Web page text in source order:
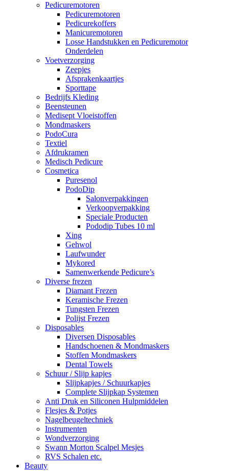
Pedicuremotoren
Pedicuremotoren
Pedicurekoffers
Manicuremotoren
Losse Handstukken en Pedicuremotor
Onderdelen
Voetverzorging
Zeepjes
Afsprakenkaartjes
Sporttape
Bedrijfs Kleding
Beensteunen
Medisept Vloeistoffen
Mondmaskers
PodoCura
Textiel
Afdrukramen
Medisch Pedicure
Cosmetica
Puresenol
PodoDip
Salonverpakkingen
Verkoopverpakking
Speciale Producten
Pododip Tubes 10 ml
Xing
Gehwol
Laufwunder
Mykored
Samenwerkende Pedicure’s
Diverse frezen
Diamant Frezen
Keramische Frezen
Tungsten Frezen
Polijst Frezen
Disposables
Diversen Disposables
Handschoenen & Mondmaskers
Stoffen Mondmaskers
Dental Towels
Schuur / Slijp kapjes
Slijpkapjes / Schuurkapjes
Complete Slijpkap Systemen
Anti Druk en Siliconen Hulpmiddelen
Flesjes & Potjes
Nagelbeugeltechniek
Instrumenten
Wondverzorging
Swann Morton Scalpel Mesjes
RVS Schalen etc.
Beauty